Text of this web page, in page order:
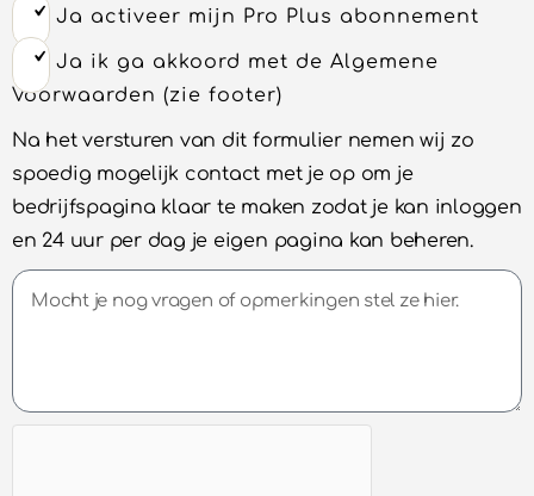
Ja activeer mijn Pro Plus abonnement
Ja ik ga akkoord met de Algemene
Voorwaarden (zie footer)
Na het versturen van dit formulier nemen wij zo
spoedig mogelijk contact met je op om je
bedrijfspagina klaar te maken zodat je kan inloggen
en 24 uur per dag je eigen pagina kan beheren.